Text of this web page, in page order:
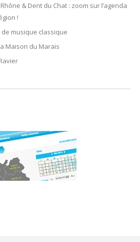
& Dent du Chat : zoom sur l’agenda
!
musique classique
Maison du Marais